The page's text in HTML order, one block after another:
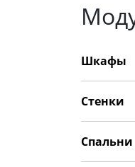
Шкафы
Стенки
Спальни